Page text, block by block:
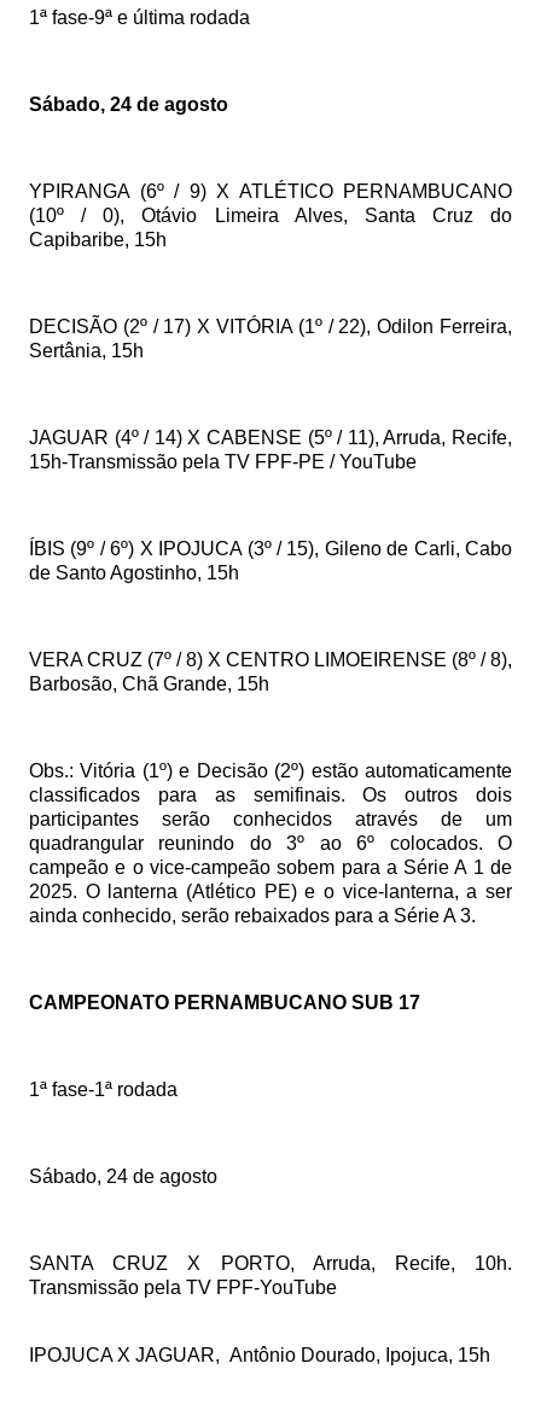
1ª fase-9ª e última rodada
Sábado, 24 de agosto
YPIRANGA (6º / 9) X ATLÉTICO PERNAMBUCANO
(10º / 0), Otávio Limeira Alves, Santa Cruz do
Capibaribe, 15h
DECISÃO (2º / 17) X VITÓRIA (1º / 22), Odilon Ferreira,
Sertânia, 15h
JAGUAR (4º / 14) X CABENSE (5º / 11), Arruda, Recife,
15h-Transmissão pela TV FPF-PE / YouTube
ÍBIS (9º / 6º) X IPOJUCA (3º / 15), Gileno de Carli, Cabo
de Santo Agostinho, 15h
VERA CRUZ (7º / 8) X CENTRO LIMOEIRENSE (8º / 8),
Barbosão, Chã Grande, 15h
Obs.: Vitória (1º) e Decisão (2º) estão automaticamente
classificados para as semifinais. Os outros dois
participantes serão conhecidos através de um
quadrangular reunindo do 3º ao 6º colocados. O
campeão e o vice-campeão sobem para a Série A 1 de
2025. O lanterna (Atlético PE) e o vice-lanterna, a ser
ainda conhecido, serão rebaixados para a Série A 3.
CAMPEONATO PERNAMBUCANO SUB 17
1ª fase-1ª rodada
Sábado, 24 de agosto
SANTA CRUZ X PORTO, Arruda, Recife, 10h.
Transmissão pela TV FPF-YouTube
IPOJUCA X JAGUAR, Antônio Dourado, Ipojuca, 15h